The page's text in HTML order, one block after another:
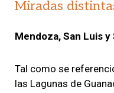
Miradas
Mendoza, San Luis y
Tal como se
las Lagunas de